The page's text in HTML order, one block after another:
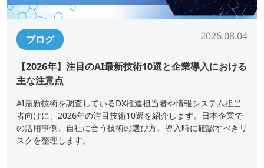
ブログ 2026.08.04
【2026年】注目のAI最新技術10選と企業導入における
主な注意点
AI最新技術を調査しているDX推進担当者や情報システム担当
者向けに、2026年の注目技術10選を紹介します。日本企業で
の活用事例、自社に合う技術の選び方、導入時に確認すべきリ
スクを整理します。